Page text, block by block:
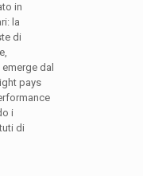
in
la
di
dal
pays
i
di